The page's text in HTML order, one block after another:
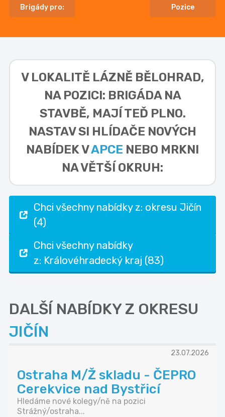
Brigády pro: Pozice
V LOKALITĚ LÁZNĚ BĚLOHRAD,
NA POZICI: BRIGÁDA NA
STAVBĚ, MAJÍ TEĎ PLNO.
NASTAV SI HLÍDAČE NOVÝCH
NABÍDEK VAPCE NEBO MRKNI
NA VĚTŠÍ OKRUH:
Chci všechny nabídky z: okresu Jičín
(4)
Chci všechny nabídky
z: Královéhradecký kraj (83)
DALŠÍ NABÍDKY Z OKRESU
JIČÍN
23.07.2026
Ostraha M/Ž skladu - ČEPRO
Cerekvice nad Bystřicí
Hledáme nové kolegy/ně na pozici
Strážný/ostraha...